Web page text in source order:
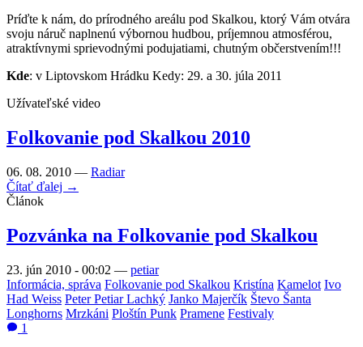
Príďte k nám, do prírodného areálu pod Skalkou, ktorý Vám otvára
svoju náruč naplnenú výbornou hudbou, príjemnou atmosférou,
atraktívnymi sprievodnými podujatiami, chutným občerstvením!!!
Kde: v Liptovskom Hrádku Kedy: 29. a 30. júla 2011
Užívateľské video
Folkovanie pod Skalkou 2010
06. 08. 2010 — Radiar
Čítať ďalej →
Článok
Pozvánka na Folkovanie pod Skalkou
23. jún 2010 - 00:02 — petiar
Informácia, správa Folkovanie pod Skalkou Kristína Kamelot Ivo
Had Weiss Peter Petiar Lachký Janko Majerčík Števo Šanta
Longhorns Mrzkáni Ploštín Punk Pramene Festivaly
1